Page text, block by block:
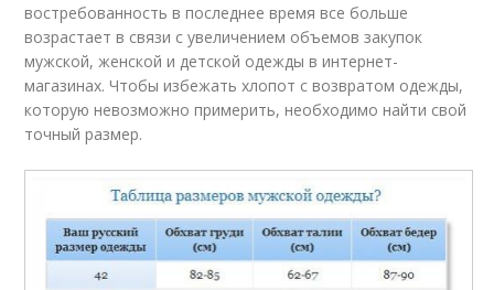
востребованность в последнее время все больше
возрастает в связи с увеличением объемов закупок
мужской, женской и детской одежды в интернет-
магазинах. Чтобы избежать хлопот с возвратом одежды,
которую невозможно примерить, необходимо найти свой
точный размер.